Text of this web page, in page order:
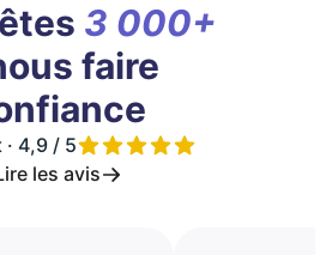
3 000+
faire
4,9 / 5
les avis